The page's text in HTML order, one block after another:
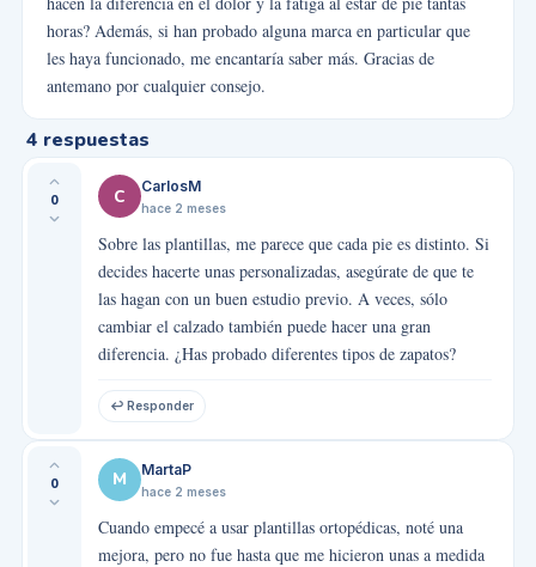
horas? Además, si han probado alguna marca en particular que
les haya funcionado, me encantaría saber más. Gracias de
antemano por cualquier consejo.
4 respuestas
0 C CarlosM
hace 2 meses
Sobre las plantillas, me parece que cada pie es distinto. Si
decides hacerte unas personalizadas, asegúrate de que te
las hagan con un buen estudio previo. A veces, sólo
cambiar el calzado también puede hacer una gran
diferencia. ¿Has probado diferentes tipos de zapatos?
↩ Responder
0 M MartaP
hace 2 meses
Cuando empecé a usar plantillas ortopédicas, noté una
mejora, pero no fue hasta que me hicieron unas a medida